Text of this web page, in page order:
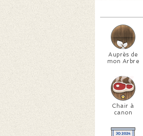
Auprès de
mon Arbre
Chair à
canon